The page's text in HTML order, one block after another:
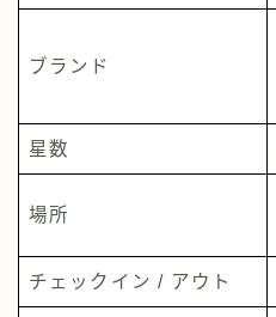
ブランド
星数
場所
チェックイン / アウト